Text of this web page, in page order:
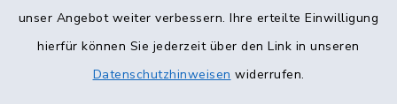
unser Angebot weiter verbessern. Ihre erteilte Einwilligung
hierfür können Sie jederzeit über den Link in unseren
Datenschutzhinweisen widerrufen.